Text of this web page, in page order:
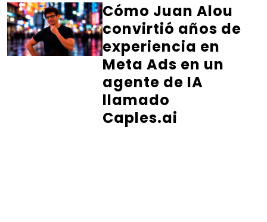
Cómo Juan Alou
convirtió años de
experiencia en
Meta Ads en un
agente de IA
llamado
Caples.ai